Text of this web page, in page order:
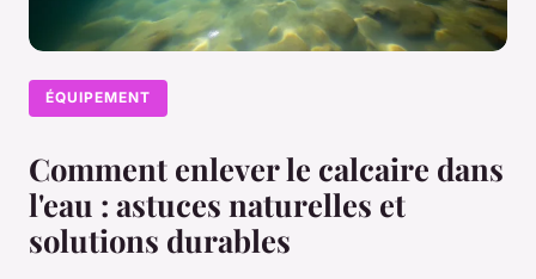
ÉQUIPEMENT
Comment enlever le calcaire dans
l'eau : astuces naturelles et
solutions durables